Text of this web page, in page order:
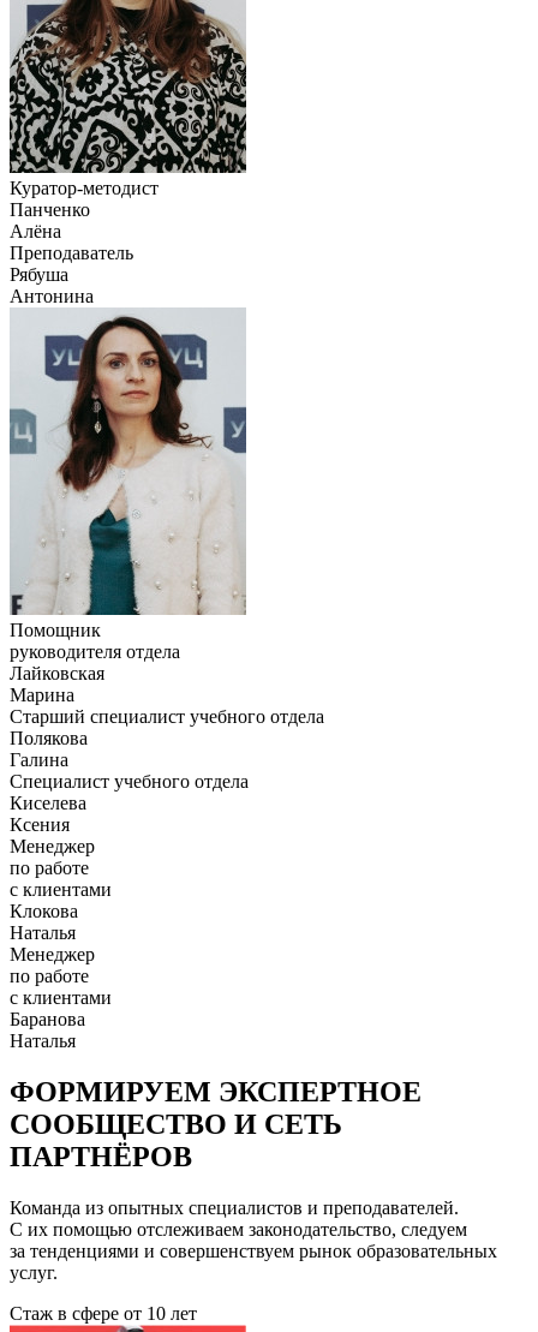
Куратор-методист
Панченко
Алёна
Преподаватель
Рябуша
Антонина
Помощник
руководителя отдела
Лайковская
Марина
Старший специалист учебного отдела
Полякова
Галина
Специалист учебного отдела
Киселева
Ксения
Менеджер
по работе
с клиентами
Клокова
Наталья
Менеджер
по работе
с клиентами
Баранова
Наталья
ФОРМИРУЕМ ЭКСПЕРТНОЕ
СООБЩЕСТВО И СЕТЬ
ПАРТНЁРОВ
Команда из опытных специалистов и преподавателей.
С их помощью отслеживаем законодательство, следуем
за тенденциями и совершенствуем рынок образовательных
услуг.
Стаж в сфере от 10 лет